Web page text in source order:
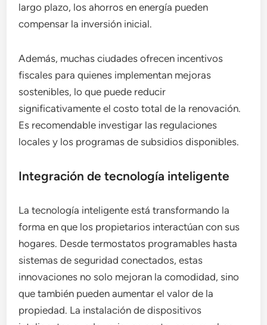
largo plazo, los ahorros en energía pueden
compensar la inversión inicial.
Además, muchas ciudades ofrecen incentivos
fiscales para quienes implementan mejoras
sostenibles, lo que puede reducir
significativamente el costo total de la renovación.
Es recomendable investigar las regulaciones
locales y los programas de subsidios disponibles.
Integración de tecnología inteligente
La tecnología inteligente está transformando la
forma en que los propietarios interactúan con sus
hogares. Desde termostatos programables hasta
sistemas de seguridad conectados, estas
innovaciones no solo mejoran la comodidad, sino
que también pueden aumentar el valor de la
propiedad. La instalación de dispositivos